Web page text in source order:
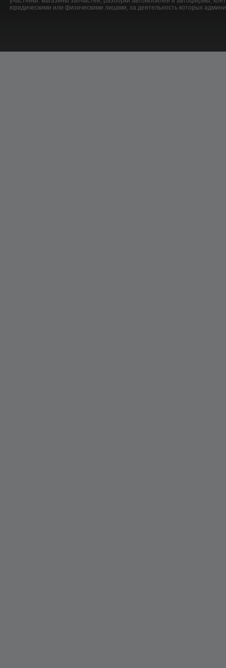
юридическими или физическими лицами, за деятельность которых